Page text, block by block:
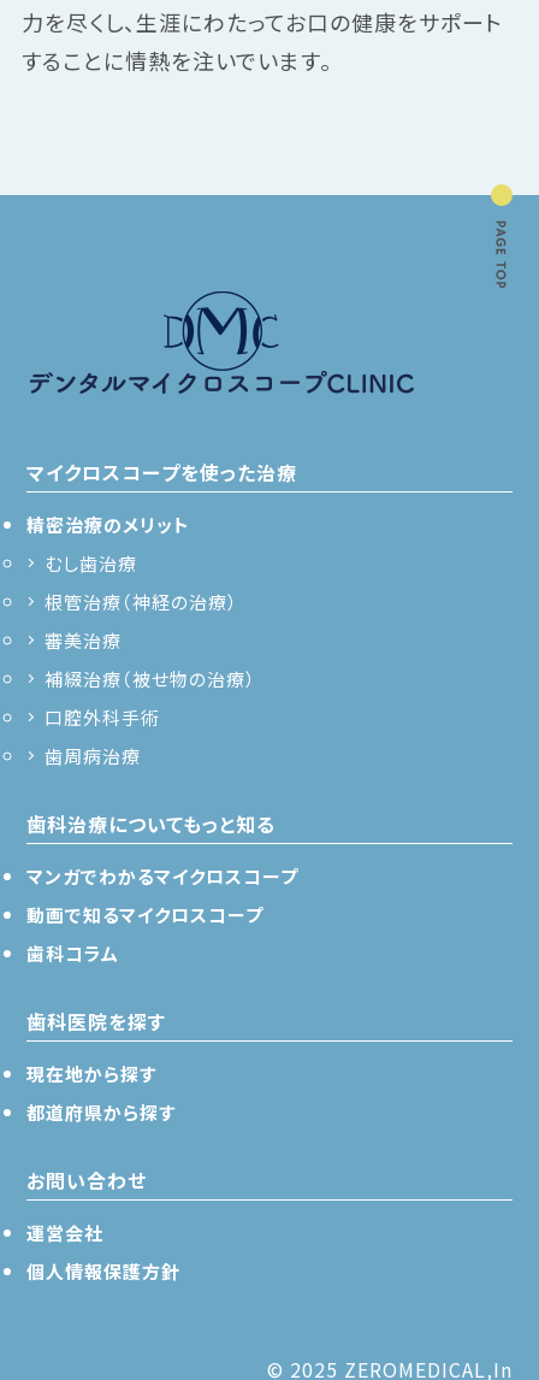
力を尽くし、生涯にわたってお口の健康をサポート
することに情熱を注いでいます。
マイクロスコープを使った治療
精密治療のメリット
むし歯治療
根管治療（神経の治療）
審美治療
補綴治療（被せ物の治療）
口腔外科手術
歯周病治療
歯科治療についてもっと知る
マンガでわかるマイクロスコープ
動画で知るマイクロスコープ
歯科コラム
歯科医院を探す
現在地から探す
都道府県から探す
お問い合わせ
運営会社
個人情報保護方針
© 2025 ZEROMEDICAL,In